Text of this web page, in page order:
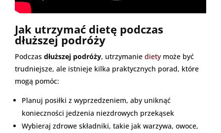
Jak utrzymać dietę podczas
dłuższej podróży
Podczas dłuższej podróży, utrzymanie diety może być
trudniejsze, ale istnieje kilka praktycznych porad, które
mogą pomóc:
Planuj posiłki z wyprzedzeniem, aby uniknąć
konieczności jedzenia niezdrowych przekąsek
Wybieraj zdrowe składniki, takie jak warzywa, owoce,